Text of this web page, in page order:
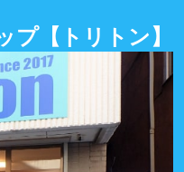
プ【トリトン】